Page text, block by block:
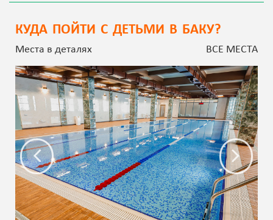
КУДА ПОЙТИ С ДЕТЬМИ В БАКУ?
Места в деталях ВСЕ МЕСТА